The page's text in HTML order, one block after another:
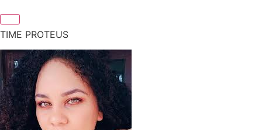
TIME PROTEUS